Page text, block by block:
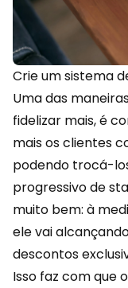
Crie um sistema
Uma das
fidelizar mais, é
mais os clientes
podendo trocá-
progressivo de
muito bem: à
ele vai
descontos
Isso faz com que